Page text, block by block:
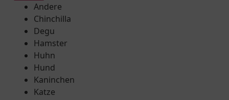
Andere
Chinchilla
Degu
Hamster
Huhn
Hund
Kaninchen
Katze